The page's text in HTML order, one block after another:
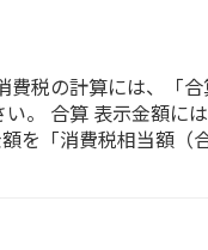
税の計算には、「合
。 合算 表示金額に
を「消費税相当額（